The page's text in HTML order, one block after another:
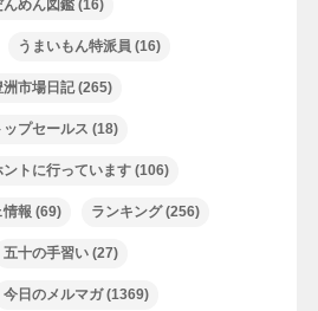
んめん図鑑(16)
うまいもん特派員 (16)
洲市場日記(265)
ップセールス (18)
ントに行っています(106)
情報 (69) ランキング(256)
五十の手習い(27)
今日のメルマガ(1369)